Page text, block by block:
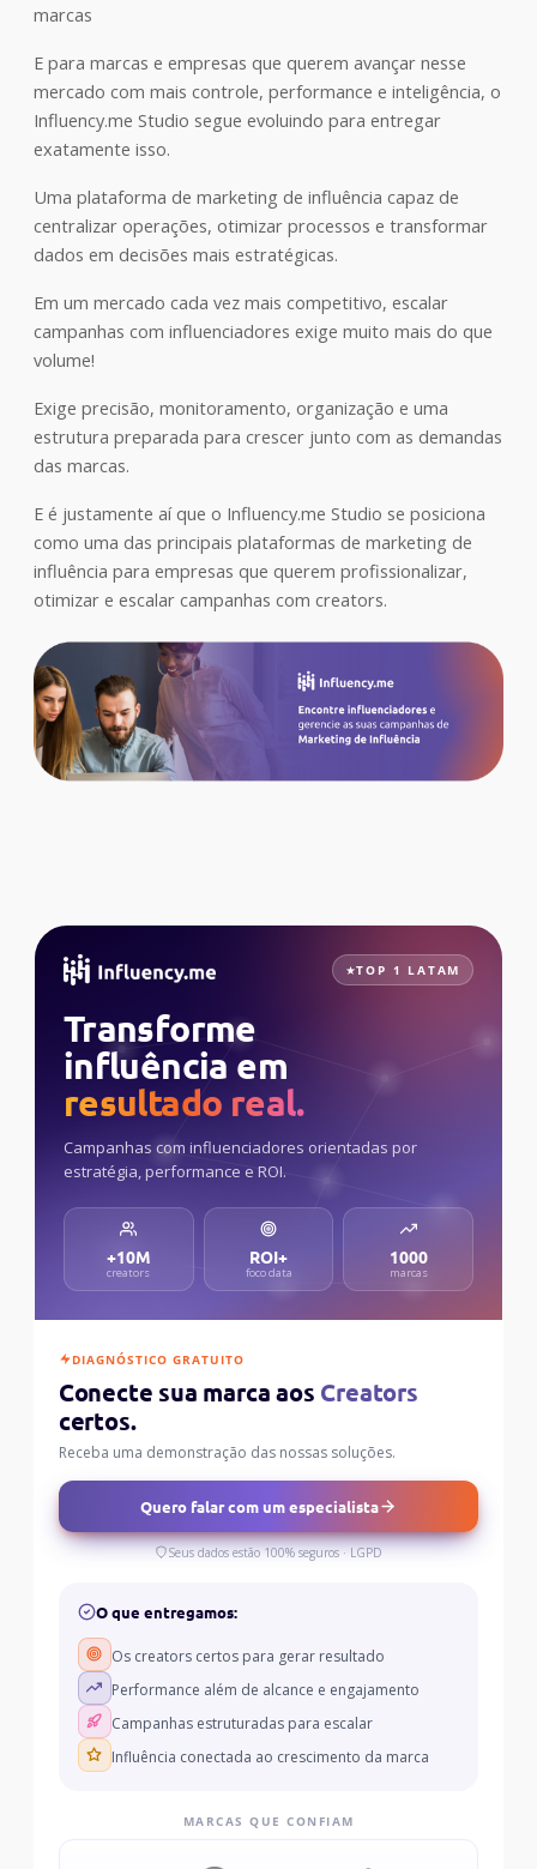
marcas
E para marcas e empresas que querem avançar nesse
mercado com mais controle, performance e inteligência, o
Influency.me Studio segue evoluindo para entregar
exatamente isso.
Uma plataforma de marketing de influência capaz de
centralizar operações, otimizar processos e transformar
dados em decisões mais estratégicas.
Em um mercado cada vez mais competitivo, escalar
campanhas com influenciadores exige muito mais do que
volume!
Exige precisão, monitoramento, organização e uma
estrutura preparada para crescer junto com as demandas
das marcas.
E é justamente aí que o Influency.me Studio se posiciona
como uma das principais plataformas de marketing de
influência para empresas que querem profissionalizar,
otimizar e escalar campanhas com creators.
TOP 1 LATAM
Transforme
influência em
resultado real.
Campanhas com influenciadores orientadas por
estratégia, performance e ROI.
+10M
creators
ROI+
foco data
1000
marcas
DIAGNÓSTICO GRATUITO
Conecte sua marca aos Creators
certos.
Receba uma demonstração das nossas soluções.
Quero falar com um especialista
Seus dados estão 100% seguros · LGPD
O que entregamos:
Os creators certos para gerar resultado
Performance além de alcance e engajamento
Campanhas estruturadas para escalar
Influência conectada ao crescimento da marca
MARCAS QUE CONFIAM